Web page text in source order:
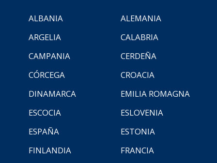
ALBANIA
ALEMANIA
ARGELIA
CALABRIA
CAMPANIA
CERDEÑA
CÓRCEGA
CROACIA
DINAMARCA
EMILIA ROMAGNA
ESCOCIA
ESLOVENIA
ESPAÑA
ESTONIA
FINLANDIA
FRANCIA